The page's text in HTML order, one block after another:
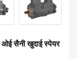
सैनी खुदाई स्पेयर